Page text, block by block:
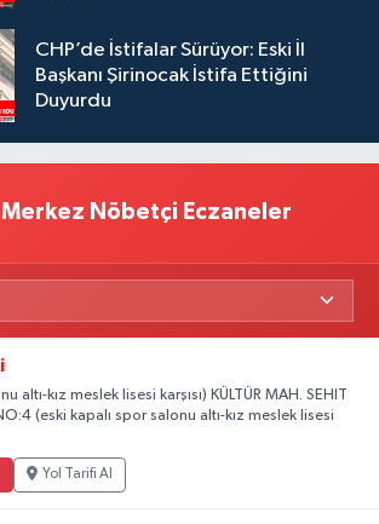
CHP’de İstifalar Sürüyor: Eski İl
Başkanı Şirinocak İstifa Ettiğini
Duyurdu
Merkez Nöbetçi Eczaneler
altı-kız meslek lisesi karşısı) KÜLTÜR MAH. SEHIT
(eski kapalı spor salonu altı-kız meslek lisesi
Yol Tarifi Al